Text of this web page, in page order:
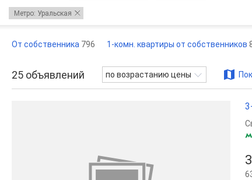
Метро: Уральская
От собственника 796 1-комн. квартиры от собственников
25 объявлений по возрастанию цены